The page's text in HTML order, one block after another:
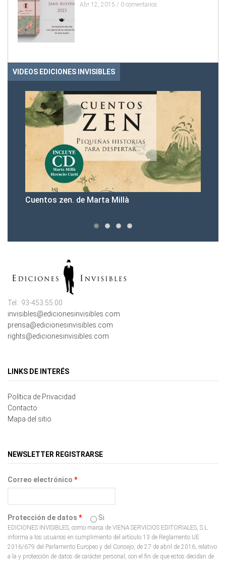
Abr 12, 2015 / 0 comentarios
VIDEOS EDICIONES INVISIBLES
de Marta Millà
Tel.: 93-453.55.00
invisibles@edicionesinvisibles.com
prensa@edicionesinvisibles.com
rights@edicionesinvisibles.com
LINKS DE INTERÉS
Política de Privacidad
Contacto
Mapa del sitio
NEWSLETTER REGISTRARSE
Correo electrónico *
Protección de datos * Si
EDICIONES INVISIBLES, como marca de VIENA SERVICIOS EDITORIALES, S.L.
informa a los usuarios en cumplimiento del artículo 13 de Reglamento UE
2016/679 del Parlamento Europeo y del Consejo, de 27 de abril de 2016, relativo
a la y protección de datos de carácter personal, con el fin de que estos decidan de